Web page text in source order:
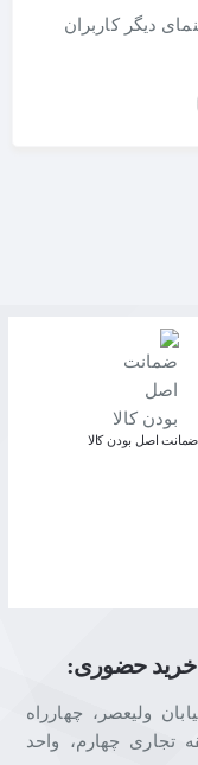
دیگر کاربران
ﺿﻤﺎﻧﺖ اﺻﻞ ﺑﻮدن ﮐﺎﻟﺎ
حضوری:
ولیعصر، چهارراه
تجاری چهارم، واحد